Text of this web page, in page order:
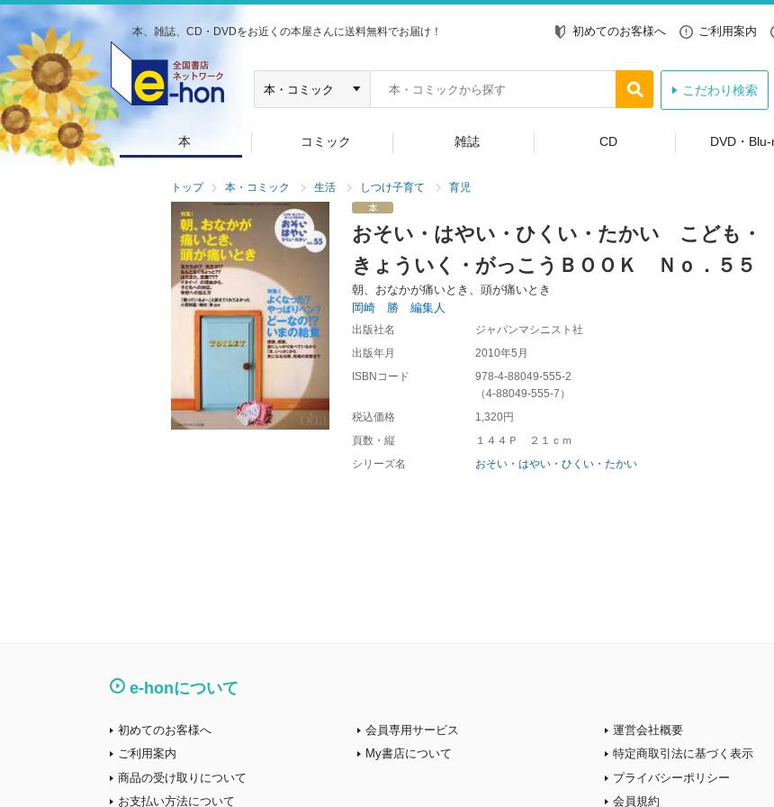
本、雑誌、CD・DVDをお近くの本屋さんに送料無料でお届け！ 初めてのお客様へ ご利用案内
こだわり検索
本 コミック 雑誌 CD DVD・
トップ 本・コミック 生活 しつけ子育て 育児
おそい・はやい・ひくい・たかい こども・
きょういく・がっこうＢＯＯＫ Ｎｏ．５５
朝、おなかが痛いとき、頭が痛いとき
岡崎 勝 編集人
出版社名
ジャパンマシニスト社
出版年月
2010年5月
ISBNコード
978-4-88049-555-2
（4-88049-555-7 ）
税込価格
1,320円
頁数・縦
１４４Ｐ ２１ｃｍ
シリーズ名
おそい・はやい・ひくい・たかい
e-honについて
初めてのお客様へ
ご利用案内
商品の受け取りについて
お支払い方法について
会員専用サービス
My書店について
運営会社概要
特定商取引法に基づく表示
プライバシーポリシー
会員規約